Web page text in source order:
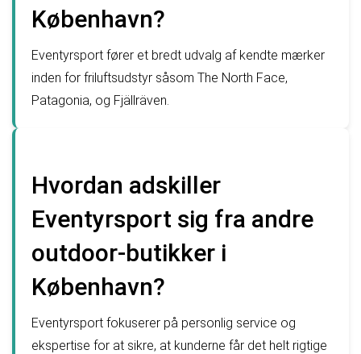
København?
Eventyrsport fører et bredt udvalg af kendte mærker
inden for friluftsudstyr såsom The North Face,
Patagonia, og Fjällräven.
Hvordan adskiller
Eventyrsport sig fra andre
outdoor-butikker i
København?
Eventyrsport fokuserer på personlig service og
ekspertise for at sikre, at kunderne får det helt rigtige